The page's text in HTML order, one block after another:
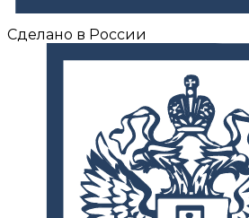
Сделано в России